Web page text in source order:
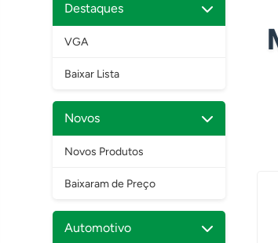
Destaques
VGA
Baixar Lista
Novos
Novos Produtos
Baixaram de Preço
Automotivo